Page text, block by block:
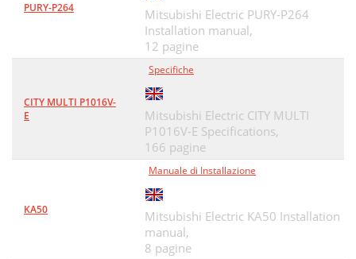
PURY-P264
Mitsubishi Electric PURY-P264
Installation manual,
12 pagine
CITY MULTI P1016V-
E
Specifiche
Mitsubishi Electric CITY MULTI
P1016V-E Specifications,
166 pagine
KA50
Manuale di Installazione
Mitsubishi Electric KA50 Installation
manual,
8 pagine